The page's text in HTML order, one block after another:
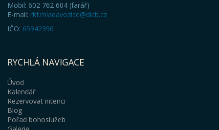
Mobil: 602 762 604 (farář)
E-mail: rkf.mladavozice@dicb.cz
IČO: 65942396
RYCHLÁ NAVIGACE
Úvod
Kalendář
Rezervovat intenci
Blog
Pořad bohoslužeb